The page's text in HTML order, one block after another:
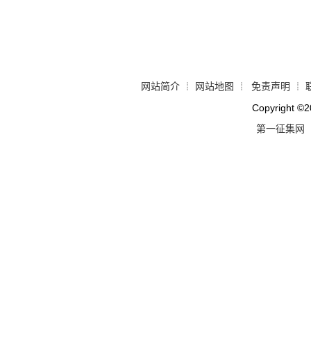
网站简介 ┊ 网站地图 ┊ 免责声明 ┊
Copyright ©
第一征集网